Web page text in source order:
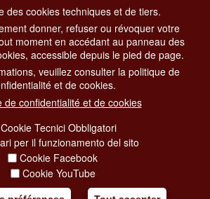
51
CENTER TEL. 06 06 08
LA REDAZIONE
PRIVACY
SOCIAL MEDIA POLICY
CREDITS
des cookies techniques et de tiers.
donner, refuser ou révoquer votre
moment en accédant au panneau des
accessible depuis le pied de page.
veuillez consulter la politique de
et de cookies.
de confidentialité et de cookies
Cookie Tecnici Obbligatori
per il funzionamento del sito
Cookie Facebook
Cookie YouTube